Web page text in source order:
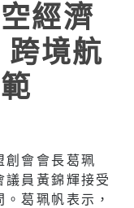
經濟
跨境航
創會會長葛珮
員黃錦輝接受
葛珮帆表示，